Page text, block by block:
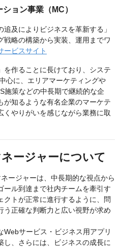
ョン事業（MC）
追及によりビジネスを革新する」
戦略の構築から実装、運用までワ
ービスサイト
を作ることに長けており、システ
心に、エリアマーケティングや
施策などの中長期で継続的な企
が知るような有名企業のマーケテ
くやりがいを感じながら業務に取
ージャーについて
ージャーは、中長期的な視点から
ール到達まで社内チームを牽引す
クトが正常に進行するように、問
う正確な判断力と広い視野が求め
サービス・ビジネス用アプリ
、さらには、ビジネスの成長に